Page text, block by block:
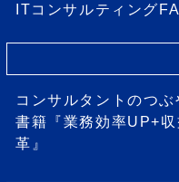
ITコンサルティング
コンサルタントのつぶ
書籍『業務効率UP+
革』